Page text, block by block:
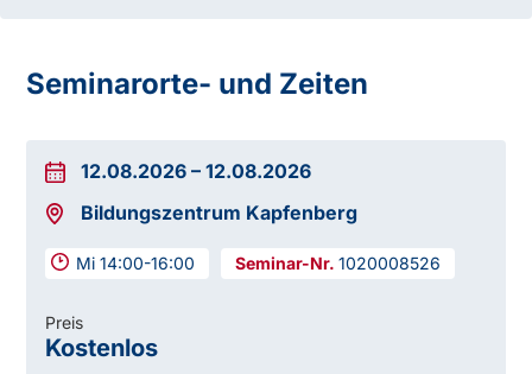
Seminarorte- und Zeiten
12.08.2026 –12.08.2026
Bildungszentrum Kapfenberg
Mi 14:00-16:00 1020008526
Preis
Kostenlos